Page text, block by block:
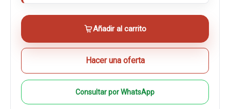
Añadir al carrito
Hacer una oferta
Consultar por WhatsApp